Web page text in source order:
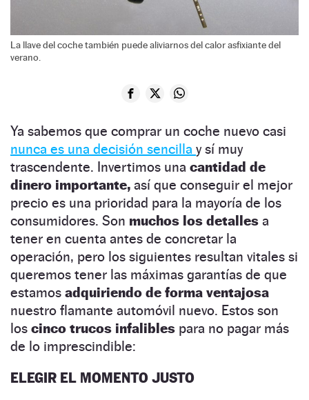
La llave del coche también puede aliviarnos del calor asfixiante del
verano.
Ya sabemos que comprar un coche nuevo casi
nunca es una decisión sencilla y sí muy
trascendente. Invertimos una cantidad de
dinero importante, así que conseguir el mejor
precio es una prioridad para la mayoría de los
consumidores. Son muchos los detalles a
tener en cuenta antes de concretar la
operación, pero los siguientes resultan vitales si
queremos tener las máximas garantías de que
estamos adquiriendo de forma ventajosa
nuestro flamante automóvil nuevo. Estos son
los cinco trucos infalibles para no pagar más
de lo imprescindible:
ELEGIR EL MOMENTO JUSTO